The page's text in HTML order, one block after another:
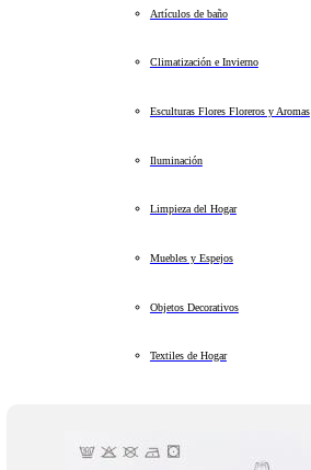
Artículos de baño
Climatización e Invierno
Esculturas Flores Floreros y Aromas
Iluminación
Limpieza del Hogar
Muebles y Espejos
Objetos Decorativos
Textiles de Hogar